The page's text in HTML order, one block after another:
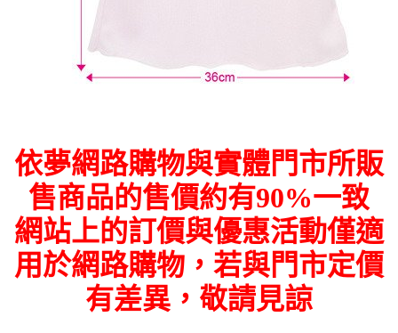
依夢網路購物與實體門市所販
售商品的售價約有90%一致
網站上的訂價與優惠活動僅適
用於網路購物，若與門市定價
有差異，敬請見諒